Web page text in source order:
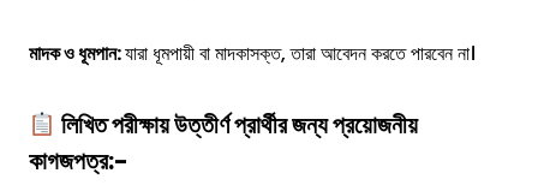
মাদক ও ধূমপান:যারা ধূমপায়ী বা মাদকাসক্ত, তারা আবেদন করতে পারবেন না।
লিখিত পরীক্ষায় উত্তীর্ণ প্রার্থীর জন্য প্রয়োজনীয়
কাগজপত্র:-